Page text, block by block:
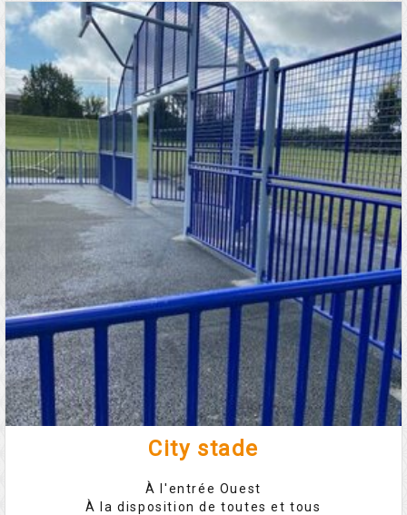
City stade
À l'entrée Ouest
À la disposition de toutes et tous